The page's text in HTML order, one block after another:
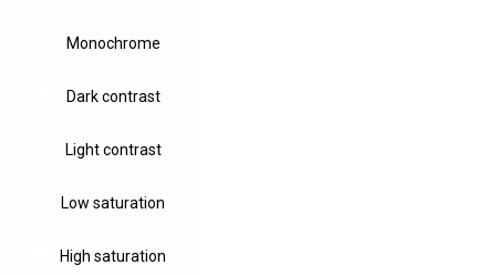
Monochrome
Dark contrast
Light contrast
Low saturation
High saturation